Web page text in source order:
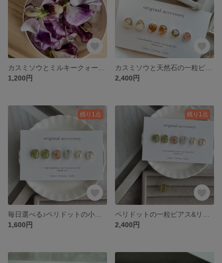
1,200円
2,400円
残り1点
1,600円
残り1点
2,400円